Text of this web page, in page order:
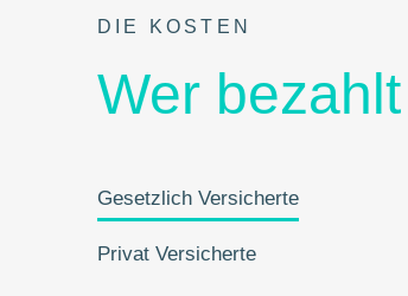
DIE KOSTEN
Wer
Gesetzlich Versicherte
Privat Versicherte